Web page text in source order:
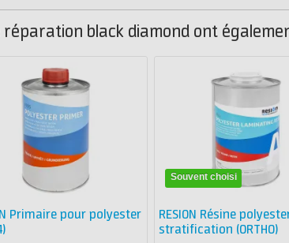
black diamond ont
Primaire pour polyester
Souvent choisi
RESION Résine
stratification (ORTHO)